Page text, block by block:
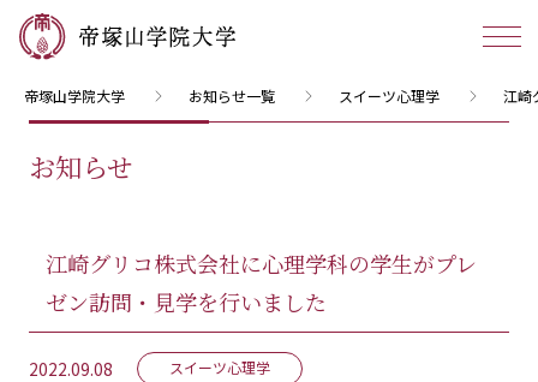
帝塚山学院大学 お知らせ一覧 スイーツ心理学 江崎
お知らせ
江崎グリコ株式会社に心理学科の学生がプレ
ゼン訪問・見学を行いました
2022.09.08 スイーツ心理学